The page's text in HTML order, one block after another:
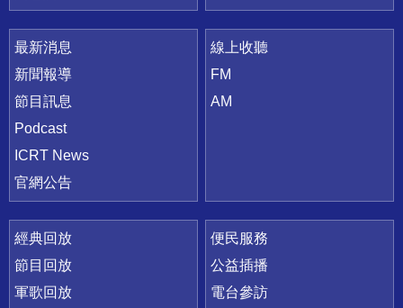
最新消息
新聞報導
節目訊息
Podcast
ICRT News
官網公告
線上收聽
FM
AM
經典回放
節目回放
軍歌回放
便民服務
公益插播
電台參訪